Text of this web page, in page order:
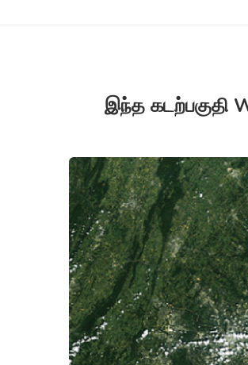
இந்த கடற்பகுதி